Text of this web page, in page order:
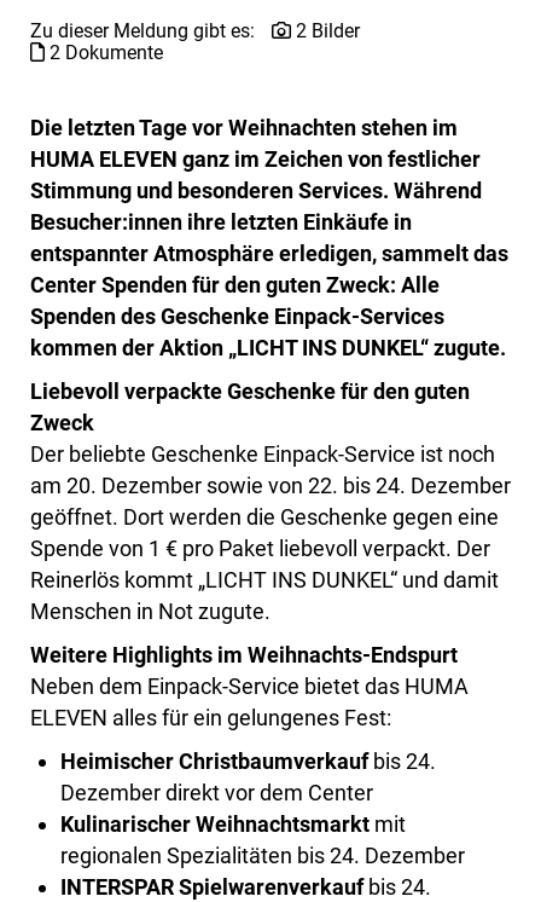
Zu dieser Meldung gibt es:
2 Bilder
2 Dokumente
Die letzten Tage vor Weihnachten stehen im
HUMA ELEVEN ganz im Zeichen von festlicher
Stimmung und besonderen Services. Während
Besucher:innen ihre letzten Einkäufe in
entspannter Atmosphäre erledigen, sammelt das
Center Spenden für den guten Zweck: Alle
Spenden des Geschenke Einpack-Services
kommen der Aktion „LICHT INS DUNKEL“ zugute.
Liebevoll verpackte Geschenke für den guten
Zweck
Der beliebte Geschenke Einpack-Service ist noch
am 20. Dezember sowie von 22. bis 24. Dezember
geöffnet. Dort werden die Geschenke gegen eine
Spende von 1 € pro Paket liebevoll verpackt. Der
Reinerlös kommt „LICHT INS DUNKEL“ und damit
Menschen in Not zugute.
Weitere Highlights im Weihnachts-Endspurt
Neben dem Einpack-Service bietet das HUMA
ELEVEN alles für ein gelungenes Fest:
Heimischer Christbaumverkaufbis 24.
Dezember direkt vor dem Center
Kulinarischer Weihnachtsmarkt mit
regionalen Spezialitäten bis 24. Dezember
INTERSPAR Spielwarenverkaufbis 24.